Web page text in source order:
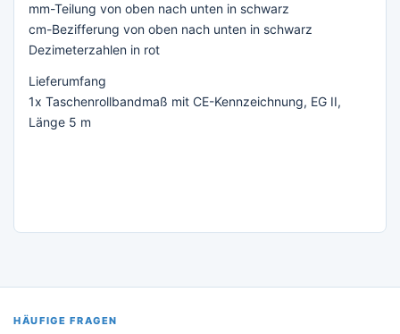
mm-Teilung von oben nach unten in schwarz
cm-Bezifferung von oben nach unten in schwarz
Dezimeterzahlen in rot
Lieferumfang
1x Taschenrollbandmaß mit CE-Kennzeichnung, EG II,
Länge 5 m
HÄUFIGE FRAGEN